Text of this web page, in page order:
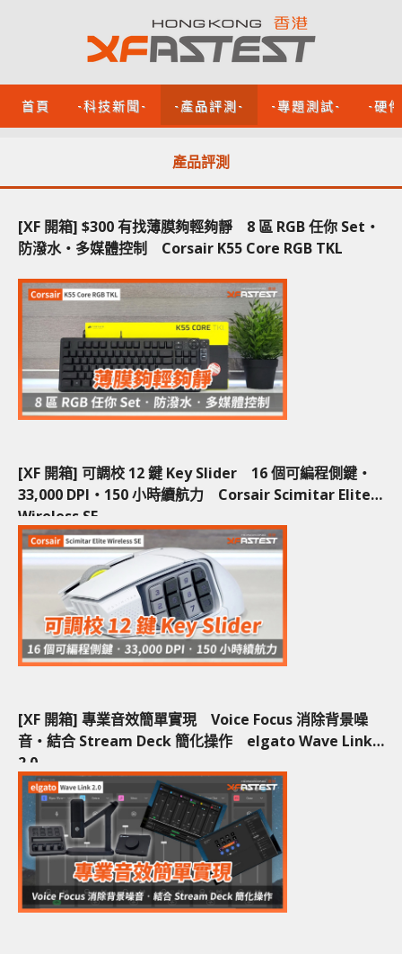
首頁 -科技新聞- -產品評測- -專題測試- -硬
產品評測
[XF 開箱] $300 有找薄膜夠輕夠靜 8 區 RGB 任你 Set‧
防潑水‧多媒體控制 Corsair K55 Core RGB TKL
[XF 開箱] 可調校 12 鍵 Key Slider 16 個可編程側鍵‧
33,000 DPI‧150 小時續航力 Corsair Scimitar Elite
Wireless SE
[XF 開箱] 專業音效簡單實現 Voice Focus 消除背景噪
音‧結合 Stream Deck 簡化操作 elgato Wave Link
2.0